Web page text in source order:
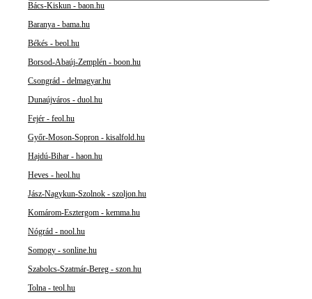
Bács-Kiskun - baon.hu
Baranya - bama.hu
Békés - beol.hu
Borsod-Abaúj-Zemplén - boon.hu
Csongrád - delmagyar.hu
Dunaújváros - duol.hu
Fejér - feol.hu
Győr-Moson-Sopron - kisalfold.hu
Hajdú-Bihar - haon.hu
Heves - heol.hu
Jász-Nagykun-Szolnok - szoljon.hu
Komárom-Esztergom - kemma.hu
Nógrád - nool.hu
Somogy - sonline.hu
Szabolcs-Szatmár-Bereg - szon.hu
Tolna - teol.hu